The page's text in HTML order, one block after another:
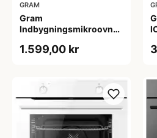
GRAM
Gram
Indbygningsmikroovn
1.599,00 kr